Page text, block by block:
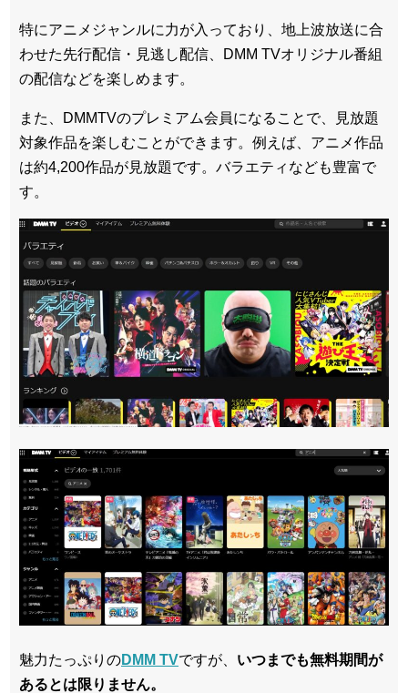
特にアニメジャンルに力が入っており、地上波放送に合
わせた先行配信・見逃し配信、DMM TVオリジナル番組
の配信などを楽しめます。
また、DMMTVのプレミアム会員になることで、見放題
対象作品を楽しむことができます。例えば、アニメ作品
は約4,200作品が見放題です。バラエティなども豊富で
す。
魅力たっぷりのDMM TVですが、 いつまでも無料期間が
あるとは限りません。